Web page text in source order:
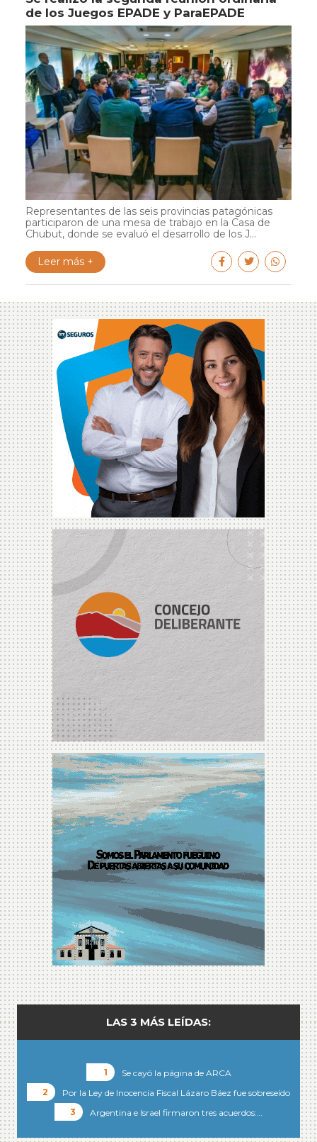
de los Juegos EPADE y ParaEPADE
Representantes de las seis provincias patagónicas
participaron de una mesa de trabajo en la Casa de
Chubut, donde se evaluó el desarrollo de los J...
Leer más +
LAS 3 MÁS LEÍDAS:
Se cayó la página de ARCA
Por la Ley de Inocencia Fiscal Lázaro Báez fue sobreseído
Argentina e Israel firmaron tres acuerdos:…